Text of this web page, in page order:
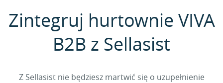
Zintegruj hurtownie VIVA
B2B z Sellasist
Z Sellasist nie będziesz martwić się o uzupełnienie